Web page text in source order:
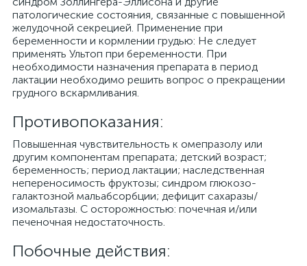
патологические состояния, связанные с повышенной
желудочной секрецией. Применение при
беременности и кормлении грудью: Не следует
применять Ультоп при беременности. При
необходимости назначения препарата в период
лактации необходимо решить вопрос о прекращении
грудного вскармливания.
Противопоказания:
Повышенная чувствительность к омепразолу или
другим компонентам препарата; детский возраст;
беременность; период лактации; наследственная
непереносимость фруктозы; синдром глюкозо-
галактозной мальабсорбции; дефицит сахаразы/
изомальтазы. С осторожностью: почечная и/или
печеночная недостаточность.
Побочные действия: